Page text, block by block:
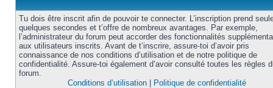
Tu dois être inscrit afin de pouvoir te connecter. L’inscription prend
quelques secondes et t’offre de nombreux avantages. Par exemple,
l’administrateur du forum peut accorder des fonctionnalités
aux utilisateurs inscrits. Avant de t’inscrire, assure-toi d’avoir pris
connaissance de nos conditions d’utilisation et de notre politique de
confidentialité. Assure-toi également d’avoir consulté toutes les règles
forum.
Conditions d’utilisation
Politique de confidentialité